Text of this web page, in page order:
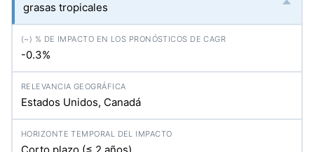
grasas tropicales
-0.3%
Estados Unidos, Canadá